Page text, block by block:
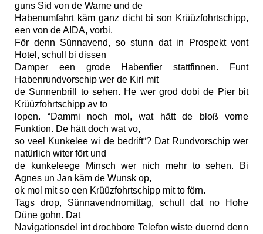
guns Sid von de Warne und de
Habenumfahrt käm ganz dicht bi son Krüüzfohrtschipp,
een von de AIDA, vorbi.
För denn Sünnavend, so stunn dat in Prospekt vont
Hotel, schull bi dissen
Damper een grode Habenfier stattfinnen. Funt
Habenrundvorschip wer de Kirl mit
de Sunnenbrill to sehen. He wer grod dobi de Pier bit
Krüüzfohrtschipp av to
lopen. “Dammi noch mol, wat hätt de bloß vorne
Funktion. De hätt doch wat vo,
so veel Kunkelee wi de bedrift“? Dat Rundvorschip wer
natürlich witer fört und
de kunkeleege Minsch wer nich mehr to sehen. Bi
Agnes un Jan käm de Wunsk op,
ok mol mit so een Krüüzfohrtschipp mit to förn.
Tags drop, Sünnavendnomittag, schull dat no Hohe
Düne gohn. Dat
Navigationsdel int drochbore Telefon wiste duernd denn